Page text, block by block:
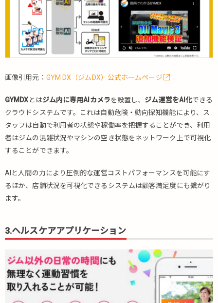
画像引用元： GYM DX（ジムDX）公式ホームページ
GYMDX とはジム内に専用AIカメラを設置し、 ジム運営をAI化できる
クラウドシステムです。これは自動危険・動向探知機能により、ス
タッフは自動で利用者の状態や稼働率を把握することができ、利用
者はジムの混雑状況やマシンの空き状態をネットワーク上で可視化
することができます。
AIと人間の力により圧倒的な運営コストパフォーマンスを可能にす
るほか、店舗状況を可視化できるシステムは顧客満足度にも繋がり
ます。
3.ヘルスケアアプリケーション